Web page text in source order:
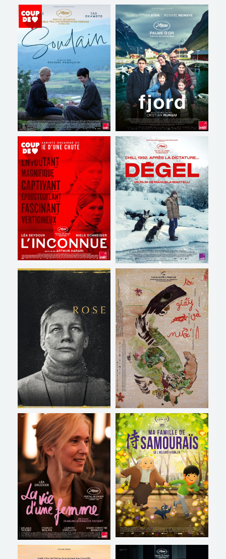
Horaires et Infos
Bande-annonce
Réservation
TOUT PUBLIC VF
HOME STORIES
Horaires et Infos
Bande-annonce
Réservation
TOUT PUBLIC VO
Horaires et Infos
Bande-annonce
Réservation
TOUT PUBLIC VO
FJORD
Horaires et Infos
Bande-annonce
Réservation
TOUT PUBLIC VO
L'INCONNUE
Horaires et Infos
Bande-annonce
Réservation
TOUT PUBLIC VF
VD
DÉGEL
Horaires et Infos
Bande-annonce
Réservation
TOUT PUBLIC VO
ROSE
Horaires et Infos
Bande-annonce
Réservation
TOUT PUBLIC VO
HAIR, PAPER, WATER…
Horaires et Infos
Bande-annonce
Réservation
TOUT PUBLIC VO
LA VIE D'UNE FEMME
MA FAMILLE DE
SAMOURAÏS